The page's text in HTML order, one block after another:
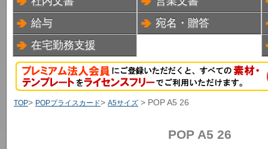
給与
在宅勤務支援
宛名・贈答
TOP> POPプライスカード> A5サイズ > POP A5 26
POP A5 26